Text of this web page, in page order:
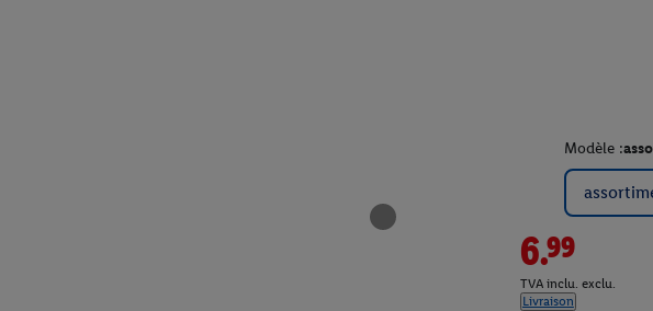
Modèle :
6.99
TVA inclu. exclu.
Livraison